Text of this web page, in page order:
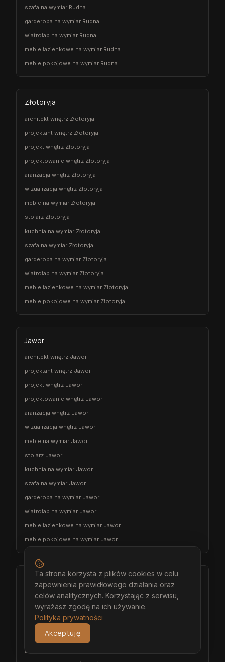
szafa na wymiar Rudna
garderoba na wymiar Rudna
wiatrołap na wymiar Rudna
meble łazienkowe na wymiar Rudna
meble pokojowe na wymiar Rudna
Złotoryja
architekt wnętrz Złotoryja
projektant wnętrz Złotoryja
projekt wnętrz Złotoryja
projektowanie wnętrz Złotoryja
aranżacja wnętrz Złotoryja
wizualizacja wnętrz Złotoryja
meble na wymiar Złotoryja
stolarz Złotoryja
kuchnia na wymiar Złotoryja
szafa na wymiar Złotoryja
garderoba na wymiar Złotoryja
wiatrołap na wymiar Złotoryja
meble łazienkowe na wymiar Złotoryja
meble pokojowe na wymiar Złotoryja
Jawor
architekt wnętrz Jawor
projektant wnętrz Jawor
projekt wnętrz Jawor
projektowanie wnętrz Jawor
aranżacja wnętrz Jawor
wizualizacja wnętrz Jawor
meble na wymiar Jawor
stolarz Jawor
kuchnia na wymiar Jawor
szafa na wymiar Jawor
garderoba na wymiar Jawor
wiatrołap na wymiar Jawor
meble łazienkowe na wymiar Jawor
meble pokojowe na wymiar Jawor
Środa Śląska
architekt wnętrz Środa Śląska
projektant wnętrz Środa Śląska
projekt wnętrz Środa Śląska
projektowanie wnętrz Środa Śląska
aranżacja wnętrz Środa Śląska
Ta strona korzysta z plików cookies w celu
zapewnienia prawidłowego działania oraz
celów analitycznych. Korzystając z serwisu,
wyrażasz zgodę na ich używanie.
Polityka prywatności
Akceptuję